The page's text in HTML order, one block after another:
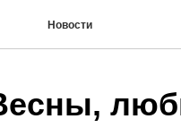
Новости